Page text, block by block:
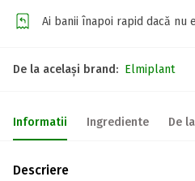
Ai banii înapoi rapid dacă nu
De la același brand: Elmiplant
Informatii Ingrediente De
Descriere